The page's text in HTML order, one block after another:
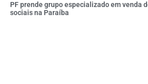
PF prende grupo especializado em venda
sociais na Paraíba